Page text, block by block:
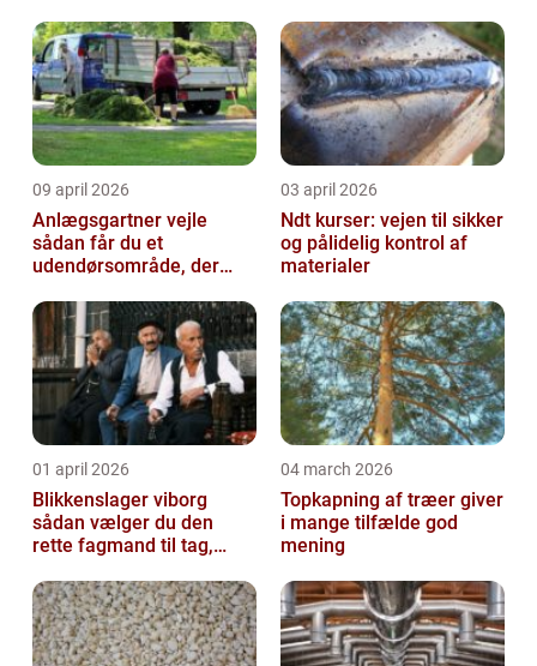
09 april 2026
Anlægsgartner vejle
sådan får du et
udendørsområde, der
03 april 2026
Ndt kurser: vejen til sikker
og pålidelig kontrol af
materialer
01 april 2026
Blikkenslager viborg
sådan vælger du den
rette fagmand til tag,
04 march 2026
Topkapning af træer giver
i mange tilfælde god
mening